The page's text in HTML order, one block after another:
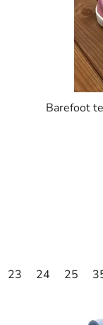
Barefoot
23 24 25